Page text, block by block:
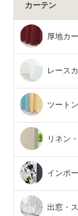
カーテン
厚地カ
レース
ツートン
リネン
インポ
出窓・